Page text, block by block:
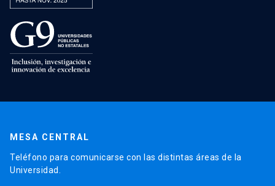
MESA CENTRAL
Teléfono para comunicarse con las distintas áreas de la
Universidad.